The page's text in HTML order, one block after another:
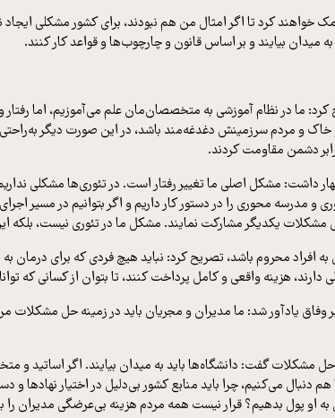
کمک خواهند کرد تا اگر امثال من هم نبودند، برای کشور مشکلی
میدان بیایند و بر اساس قانون و چارچوب‌ها و قواعد کار کنند.
کرد: ما در نظام آموزشی به متخصصان‌مان علم می‌آموزیم، اما
دشمن مقاومت کردند.
داشت: مشکل اصلی ما تغییر رفتار است. در تئوری‌ها مشکلی
یکدیگر مشارکت نمایند. مشکل ما در تئوری نیست، بلکه
به افراد محروم باشد، تصریح کرد: نباید هیچ فردی که برای
دارند، هزینه واقعی و کامل پرداخت کنند، تا بتوان از کسانی که
یادآور شد: ما مدیران و مجریان باید در زمینه حل مشکلات
حل مشکلات گفت: دانشگاه‌ها باید به میدان بیایند. اگر
می‌کنیم، چرا باید منابع کشور بی‌دلیل در اختیار
به او پول بدهیم؟ قرار نیست همه مردم هزینه بی‌عرضگی مدیران را